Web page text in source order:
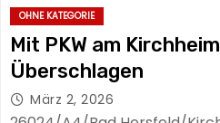
OHNE KATEGORIE
Mit PKW am
Überschlagen
März 2, 2026